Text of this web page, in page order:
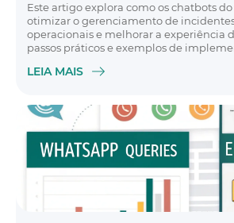
Este artigo explora como os chatbots
otimizar o gerenciamento de
operacionais e melhorar a experiência
passos práticos e exemplos de
LEIA MAIS